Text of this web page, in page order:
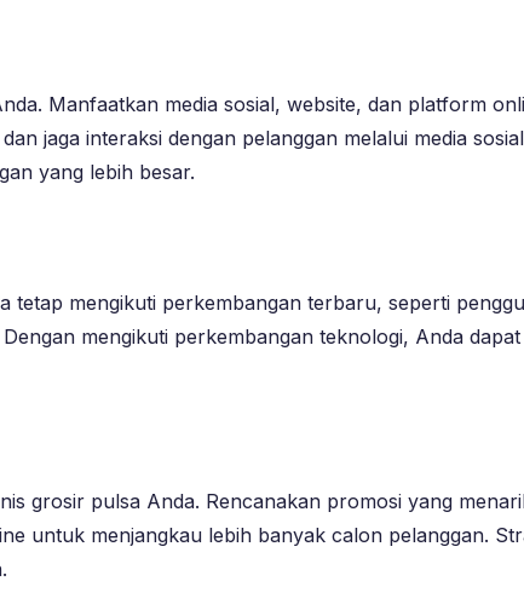
Manfaatkan media sosial, website, dan platform
jaga interaksi dengan pelanggan melalui media
yang lebih besar.
mengikuti perkembangan terbaru, seperti
mengikuti perkembangan teknologi, Anda
grosir pulsa Anda. Rencanakan promosi yang
untuk menjangkau lebih banyak calon pelanggan.